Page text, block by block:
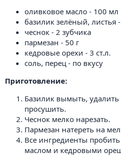
оливковое масло - 100 мл
базилик зелёный, листья
чеснок - 2 зубчика
пармезан - 50 г
кедровые орехи - 3 ст.л.
соль, перец - по вкусу
Приготовление:
Базилик вымыть,
просушить.
Чеснок мелко нарезать.
Пармезан натереть на
Все ингредиенты
маслом и кедровыми